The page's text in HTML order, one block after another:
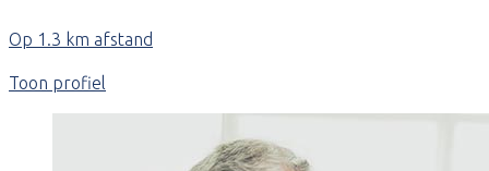
Op 1.3 km afstand
Toon profiel